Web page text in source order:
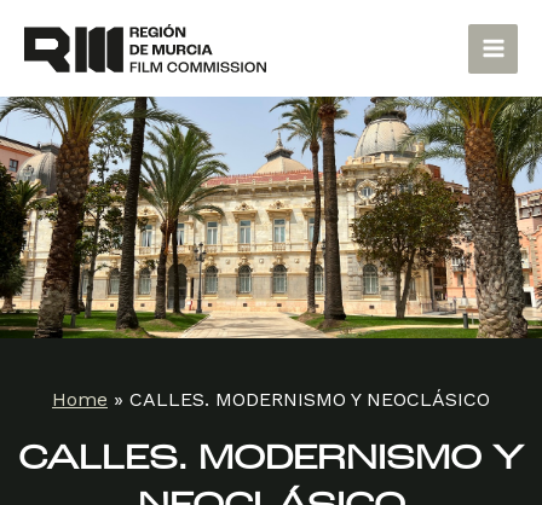
content
Main
Home » CALLES. MODERNISMO Y NEOCLÁSICO
CALLES. MODERNISMO Y